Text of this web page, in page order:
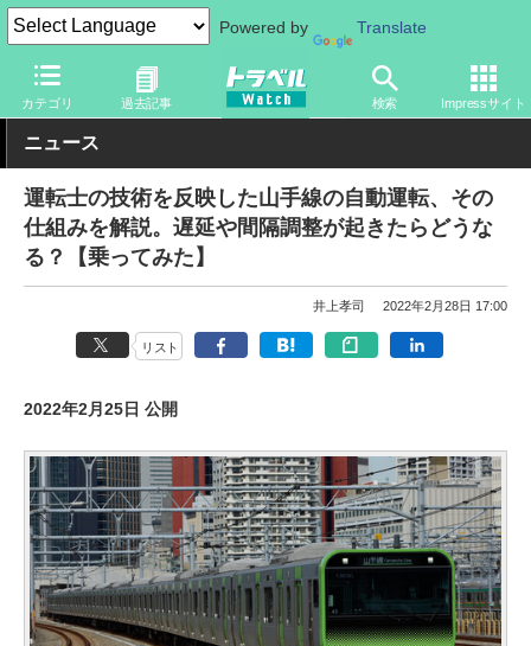
Powered by Translate
カテゴリ 過去記事 検索 Impressサイト
トラベル Watch 地域 国内旅行 東京
ニュース
運転士の技術を反映した山手線の自動運転、その
仕組みを解説。遅延や間隔調整が起きたらどうな
る？【乗ってみた】
井上孝司 2022年2月28日 17:00
リスト
2022年2月25日 公開